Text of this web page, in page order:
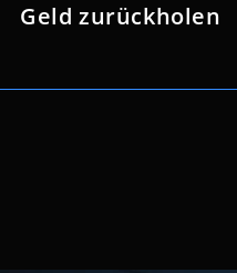
Geld zurückholen